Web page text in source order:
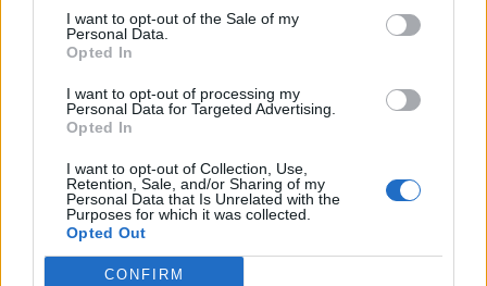
I want to opt-out of the Sale of my
Personal Data.
Opted In
I want to opt-out of processing my
Personal Data for Targeted Advertising.
Opted In
I want to opt-out of Collection, Use,
Retention, Sale, and/or Sharing of my
Personal Data that Is Unrelated with the
Purposes for which it was collected.
Opted Out
CONFIRM
A «Ulisse» si vince con il
coraggio
«Ulisse» racconta i Presidenti
americani